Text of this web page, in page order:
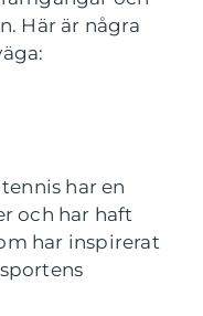
Här är några
har en
och har haft
har inspirerat